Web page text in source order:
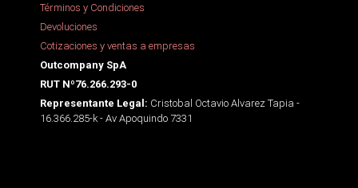
Términos y Condiciones
Devoluciones
Cotizaciones y ventas a empresas
Outcompany SpA
RUT Nº76.266.293-0
Representante Legal: Cristobal Octavio Alvarez Tapia -
16.366.285-k - Av Apoquindo 7331